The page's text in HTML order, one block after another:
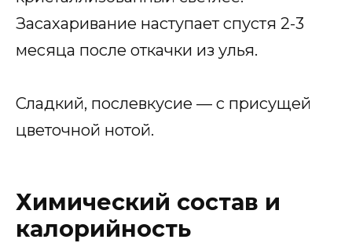
Засахаривание наступает спустя 2-3
месяца после откачки из улья.
Сладкий, послевкусие — с присущей
цветочной нотой.
Химический состав и
калорийность